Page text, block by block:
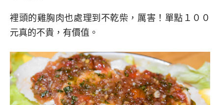
裡頭的雞胸肉也處理到不乾柴，厲害！單點１００
元真的不貴，有價值。